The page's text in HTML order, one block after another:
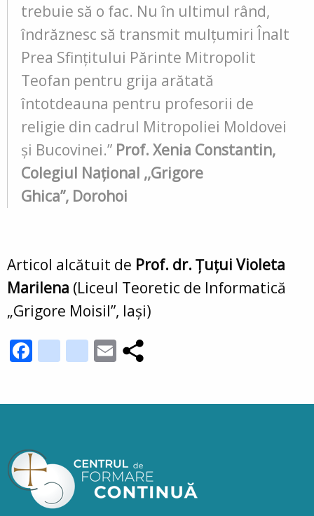
trebuie să o fac. Nu în ultimul rând,
îndrăznesc să transmit mulțumiri Înalt
Prea Sfințitului Părinte Mitropolit
Teofan pentru grija arătată
întotdeauna pentru profesorii de
religie din cadrul Mitropoliei Moldovei
și Bucovinei.” Prof. Xenia Constantin,
Colegiul Național ,,Grigore
Ghica”, Dorohoi
Articol alcătuit de Prof. dr. Țuțui Violeta
Marilena (Liceul Teoretic de Informatică
„Grigore Moisil”, Iași)
Facebook
youtube_channel
instagram
Email